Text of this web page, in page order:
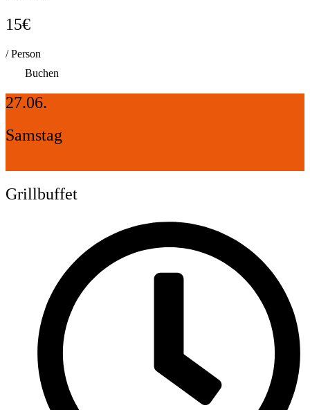
15€
/ Person
Buchen
27.06.
Samstag
Grillbuffet